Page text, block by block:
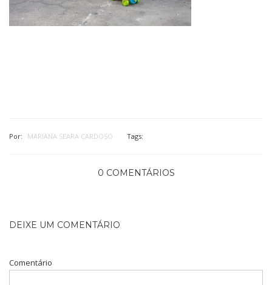
Por: MARIANA SEARA CARDOSO Tags:
0 COMENTÁRIOS
DEIXE UM COMENTÁRIO
Comentário